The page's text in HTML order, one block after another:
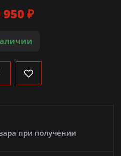
950 ₽
при получении